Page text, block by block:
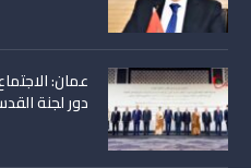
عمان:
دور لجنة